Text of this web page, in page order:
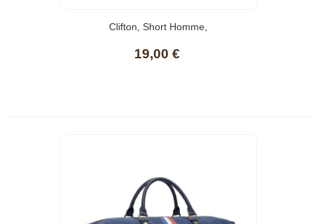
Clifton, Short Homme,
19,00 €